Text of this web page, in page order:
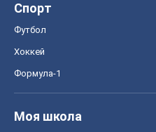
Спорт
Футбол
Хоккей
Формула-1
Моя школа